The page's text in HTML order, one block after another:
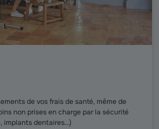
de vos frais de santé, même de
non prises en charge par la sécurité
implants dentaires…)